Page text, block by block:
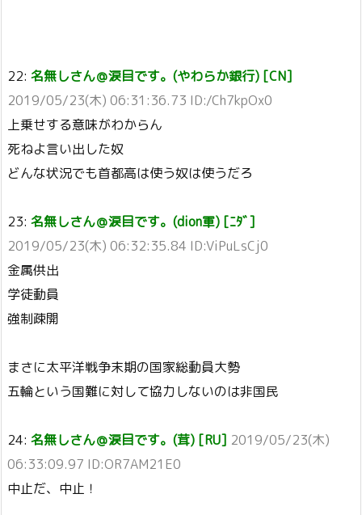
22: 名無しさん＠涙目です。(やわらか銀行) [CN]
2019/05/23(木) 06:31:36.73 ID:/Ch7kpOx0
上乗せする意味がわからん
死ねよ言い出した奴
どんな状況でも首都高は使う奴は使うだろ
23: 名無しさん＠涙目です。(dion軍) [ﾆﾀﾞ]
2019/05/23(木) 06:32:35.84 ID:ViPuLsCj0
金属供出
学徒動員
強制疎開
まさに太平洋戦争末期の国家総動員大勢
五輪という国難に対して協力しないのは非国民
24: 名無しさん＠涙目です。(茸) [RU] 2019/05/23(木)
06:33:09.97 ID:OR7AM21E0
中止だ、中止！